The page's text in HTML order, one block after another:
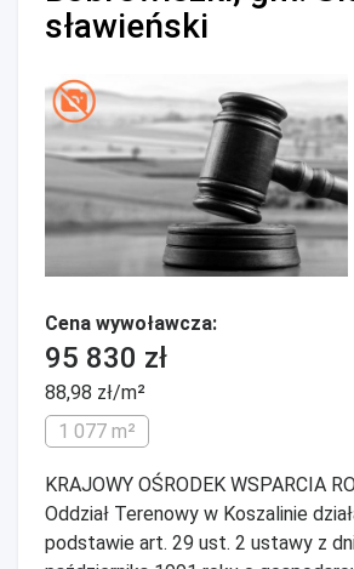
sławieński
Cena wywoławcza:
95 830 zł
88,98 zł/m²
1 077 m²
KRAJOWY OŚRODEK WSPARCIA
Oddział Terenowy w Koszalinie
podstawie art. 29 ust. 2 ustawy z